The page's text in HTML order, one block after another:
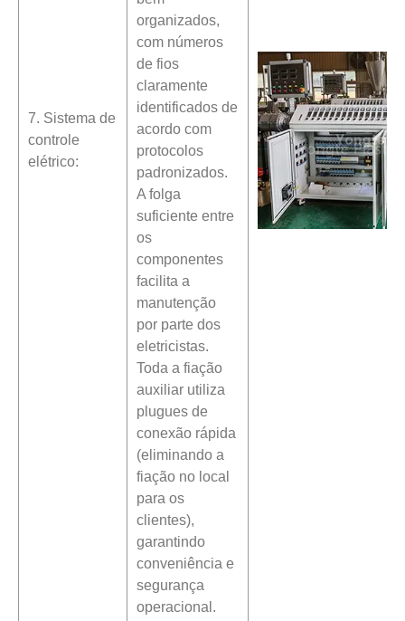
7. Sistema de
controle
elétrico:
organizados,
com números
de fios
claramente
identificados de
acordo com
protocolos
padronizados.
A folga
suficiente entre
os
componentes
facilita a
manutenção
por parte dos
eletricistas.
Toda a fiação
auxiliar utiliza
plugues de
conexão rápida
(eliminando a
fiação no local
para os
clientes),
garantindo
conveniência e
segurança
operacional.